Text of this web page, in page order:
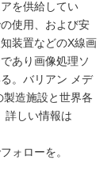
を供給してい
使用、および安
装置などのX線画
あり画像処理ソ
。バリアン メデ
製造施設と世界各
詳しい情報は
ォローを。